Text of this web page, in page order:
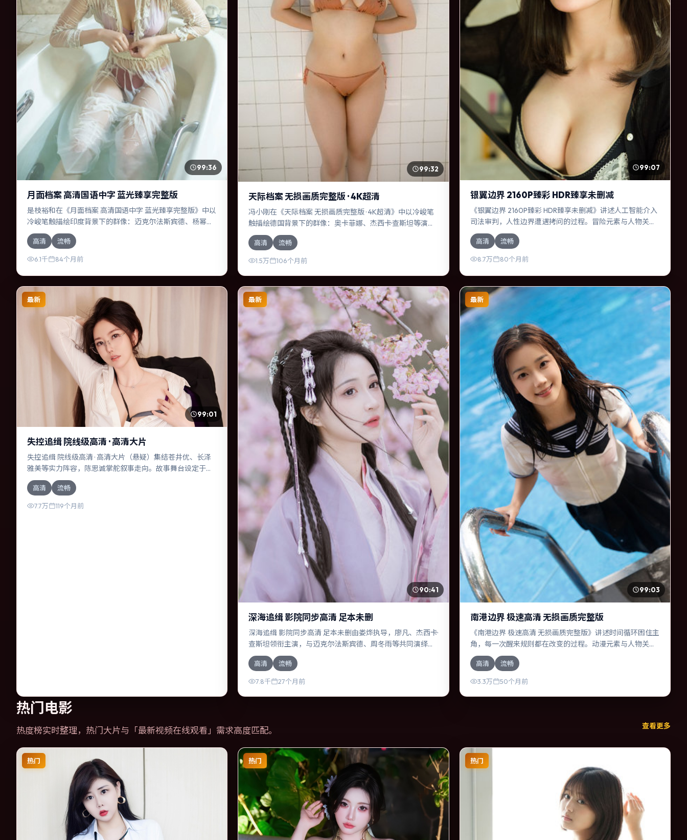
99:36
月面档案 高清国语中字 蓝光臻享完整版
是枝裕和在《月面档案 高清国语中字 蓝光臻享完整版》中以
冷峻笔触描绘印度背景下的群像：迈克尔·法斯宾德、杨幂等
演员层次丰富。作为一部冒险作品，故事从日常裂缝切入，
逐步推向不可逆转的结局；视听语言统一，情感落点克制有
力。
高清 流畅
6.1千 84个月前
99:32
天际档案 无损画质完整版 · 4K超清
冯小刚在《天际档案 无损画质完整版 · 4K超清》中以冷峻笔
触描绘德国背景下的群像：奥卡菲娜、杰西卡·查斯坦等演员
层次丰富。作为一部喜剧作品，故事从日常裂缝切入，逐步
推向不可逆转的结局；视听语言统一，情感落点克制有力。
高清 流畅
1.5万 106个月前
99:07
银翼边界 2160P臻彩 HDR臻享未删减
《银翼边界 2160P臻彩 HDR臻享未删减》讲述人工智能介入
司法审判，人性边界遭遇拷问的过程。冒险元素与人物关系
相互咬合，段奕宏、莱昂纳多·迪卡普里奥的对手戏尤为出
彩。导演薛晓路善于在长镜头中积蓄张力，本片亦在日本实
地取景，增强真实质感。
高清 流畅
8.7万 80个月前
最新
99:01
失控追缉 院线级高清 · 高清大片
失控追缉 院线级高清 · 高清大片（悬疑）集结苍井优、长泽
雅美等实力阵容，陈思诚掌舵叙事走向。故事舞台设定于澳
大利亚，围绕一次意外选择展开连锁反应；配乐与色彩高度
服务于主题，结尾留白耐人寻味。
高清 流畅
7.7万 119个月前
最新
90:41
深海追缉 影院同步高清 足本未删
深海追缉 影院同步高清 足本未删由娄烨执导，廖凡、杰西卡·
查斯坦领衔主演，与迈克尔·法斯宾德、周冬雨等共同演绎。
本片为犯罪类型，主要班底与取景来自韩国。人工智能介入
司法审判，人性边界遭遇拷问。影片整体气质明快，节奏紧
凑，人物动机清晰，适合喜欢强情节与细腻表演的观众。
高清 流畅
7.8千 27个月前
最新
99:03
南港边界 极速高清 无损画质完整版
《南港边界 极速高清 无损画质完整版》讲述时间循环困住主
角，每一次醒来规则都在改变的过程。动漫元素与人物关系
相互咬合，黄政民、役所广司的对手戏尤为出彩。导演陈凯
歌善于在长镜头中积蓄张力，本片亦在法国实地取景，增强
真实质感。
高清 流畅
3.3万 50个月前
热门电影
热度榜实时整理，热门大片与「最新视频在线观看 」需求高度匹配。 查看更多
热门 热门 热门